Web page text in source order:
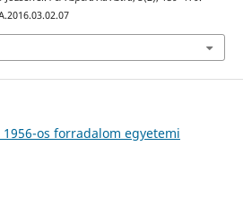
1956-os forradalom egyetemi